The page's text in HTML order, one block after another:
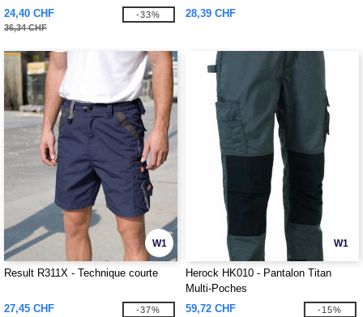
24,40 CHF
36,34 CHF
-33% 28,39 CHF
W1
Result R311X - Technique courte
27,45 CHF -37%
W1
Herock HK010 - Pantalon Titan
Multi-Poches
59,72 CHF
-15%